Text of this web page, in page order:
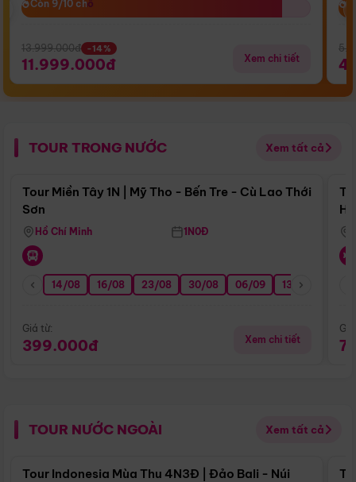
Còn 9/10 chỗ
Còn 9/10 chỗ
13.999.000đ -14%
11.999.000đ Xem chi tiết
TOUR TRONG NƯỚC Xem tất cả
Điểm nổi bật
Tour Miền Tây 1N | Mỹ Tho - Bến Tre - Cù Lao Thới
Sơn
Hồ Chí Minh 1N0Đ
14/08 16/08 23/08 30/08 06/09 13/09
Giá từ:
399.000đ Xem chi tiết
TOUR NƯỚC NGOÀI Xem tất cả
Điểm nổi bật
Tour Indonesia Mùa Thu 4N3Đ | Đảo Bali - Núi